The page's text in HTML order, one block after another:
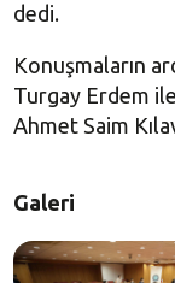
dedi.
Konuşmaların
Turgay Erdem
Ahmet Saim
Galeri